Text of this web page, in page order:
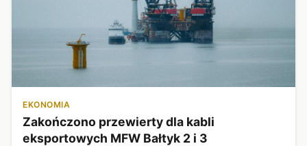
EKONOMIA
Zakończono przewierty dla kabli
eksportowych MFW Bałtyk 2 i 3